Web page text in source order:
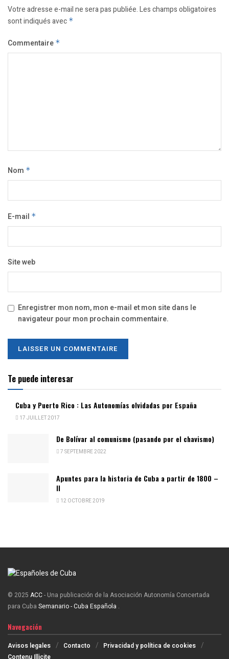
Votre adresse e-mail ne sera pas publiée.Les champs obligatoires
sont indiqués avec *
Commentaire *
Nom *
E-mail *
Site web
Enregistrer mon nom, mon e-mail et mon site dans le
navigateur pour mon prochain commentaire.
Te puede interesar
Cuba y Puerto Rico : Las Autonomías olvidadas por España
17 JUILLET 2017
De Bolívar al comunismo (pasando por el chavismo)
7 SEPTEMBRE 2022
Apuntes para la historia de Cuba a partir de 1800 –
II
12 OCTOBRE 2019
© 2025 ACC- Una publicación de la Asociación Autonomía Concertada
para Cuba Semanario - Cuba Española .
Navegación
Avisos legales Contacto
Privacidad y política de cookies
Contenu Illicite